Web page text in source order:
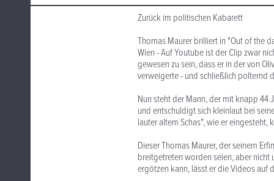
Zurück im politischen Kabarett
Thomas Maurer brilliert in "Out of the
Wien - Auf Youtube ist der Clip zwar
gewesen zu sein, dass er in der von
verweigerte - und schließlich polternd
Nun steht der Mann, der mit knapp 44
und entschuldigt sich kleinlaut bei
lauter altem Schas", wie er
Dieser Thomas Maurer, der seinem
breitgetreten worden seien, aber
ergötzen kann, lässt er die Videos auf